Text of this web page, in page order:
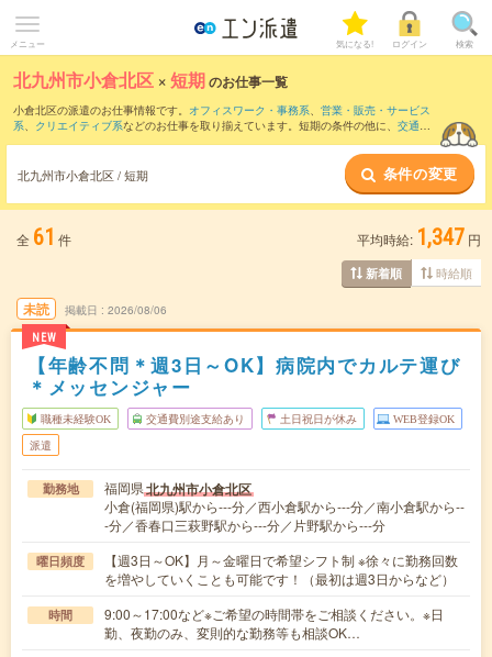
メニュー 気になる! ログイン 検索
北九州市小倉北区 ×短期のお仕事一覧
小倉北区の派遣のお仕事情報です。 オフィスワーク・事務系、 営業・販売・サービス
系、 クリエイティブ系などのお仕事を取り揃えています。短期の条件の他に、 交通費
北九州市小倉北区 / 短期 条件の変更
全 61 件 平均時給: 1,347 円
新着順 時給順
未読
NEW
掲載日 2026/08/06
【年齢不問＊週3日～OK】病院内でカルテ運び
＊メッセンジャー
職種未経験OK 交通費別途支給あり 土日祝日が休み WEB登録OK
派遣
勤務地 福岡県北九州市小倉北区
小倉(福岡県)駅から---分／西小倉駅から---分／南小倉駅から--
-分／香春口三萩野駅から---分／片野駅から---分
曜日頻度
【週3日～OK】月～金曜日で希望シフト制 ※徐々に勤務回数
を増やしていくことも可能です！（最初は週3日からなど）
時間
9:00～17:00など※ご希望の時間帯をご相談ください。※日
勤、夜勤のみ、変則的な勤務等も相談OK…